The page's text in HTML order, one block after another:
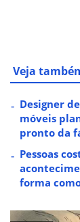
Veja
Designer
móveis
pronto da
Pessoas
forma